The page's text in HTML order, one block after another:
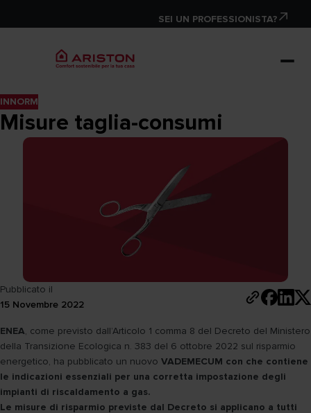
SEI UN PROFESSIONISTA?
INNORM
Misure taglia-consumi
Pubblicato il
15 Novembre 2022
ENEA, come previsto dall’Articolo 1 comma 8 del Decreto del Ministero
della Transizione Ecologica n. 383 del 6 ottobre 2022 sul risparmio
energetico, ha pubblicato un nuovo VADEMECUM con che contiene
le indicazioni essenziali per una corretta impostazione degli
impianti di riscaldamento a gas.
Le misure di risparmio previste dal Decreto si applicano a tutti